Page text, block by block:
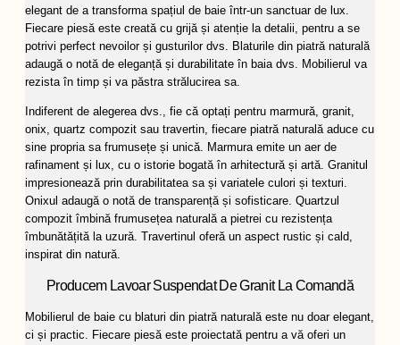
elegant de a transforma spațiul de baie într-un sanctuar de lux.
Fiecare piesă este creată cu grijă și atenție la detalii, pentru a se
potrivi perfect nevoilor și gusturilor dvs. Blaturile din piatră naturală
adaugă o notă de eleganță și durabilitate în baia dvs. Mobilierul va
rezista în timp și va păstra strălucirea sa.
Indiferent de alegerea dvs., fie că optați pentru marmură, granit,
onix, quartz compozit sau travertin, fiecare piatră naturală aduce cu
sine propria sa frumusețe și unică. Marmura emite un aer de
rafinament și lux, cu o istorie bogată în arhitectură și artă. Granitul
impresionează prin durabilitatea sa și variatele culori și texturi.
Onixul adaugă o notă de transparență și sofisticare. Quartzul
compozit îmbină frumusețea naturală a pietrei cu rezistența
îmbunătățită la uzură. Travertinul oferă un aspect rustic și cald,
inspirat din natură.
Producem Lavoar Suspendat De Granit La Comandă
Mobilierul de baie cu blaturi din piatră naturală este nu doar elegant,
ci și practic. Fiecare piesă este proiectată pentru a vă oferi un